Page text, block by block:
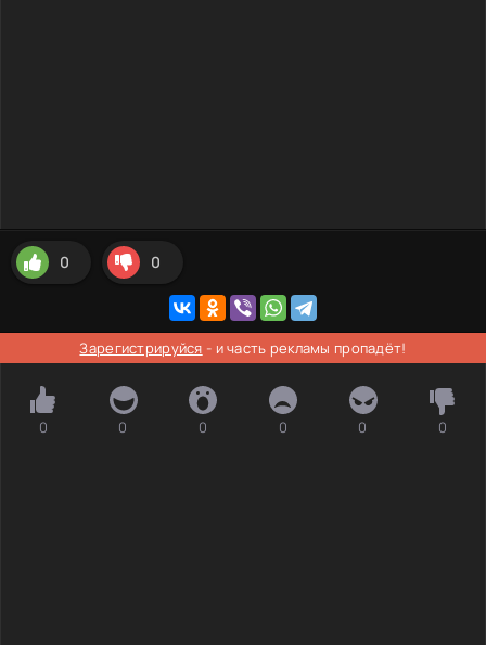
0 0
Зарегистрируйся - и часть рекламы пропадёт!
0 0 0 0 0 0